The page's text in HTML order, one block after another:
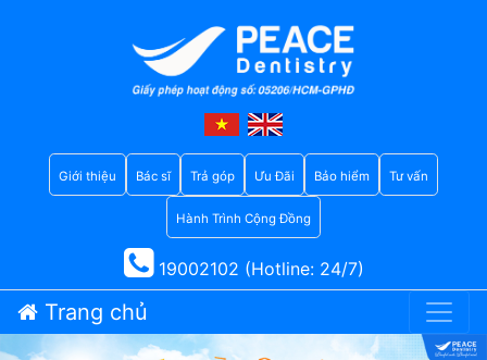
Giới thiệu Bác sĩ Trả góp Ưu Đãi Bảo hiểm Tư vấn
Hành Trình Cộng Đồng
19002102 (Hotline: 24/7)
Trang chủ